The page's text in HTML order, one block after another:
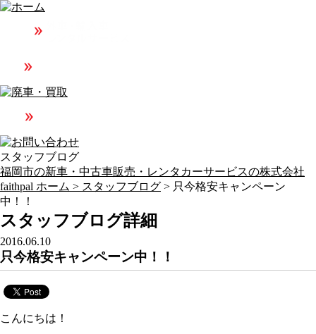
スタッフブログ
福岡市の新車・中古車販売・レンタカーサービスの株式会社
faithpal ホーム > スタッフブログ > 只今格安キャンペーン
中！！
スタッフブログ詳細
2016.06.10
只今格安キャンペーン中！！
こんにちは！